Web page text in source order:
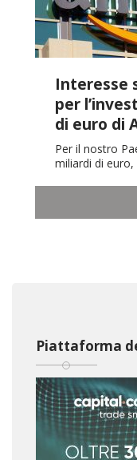
Interesse
per
di euro di
Per il nostro
miliardi di
Piattaforma